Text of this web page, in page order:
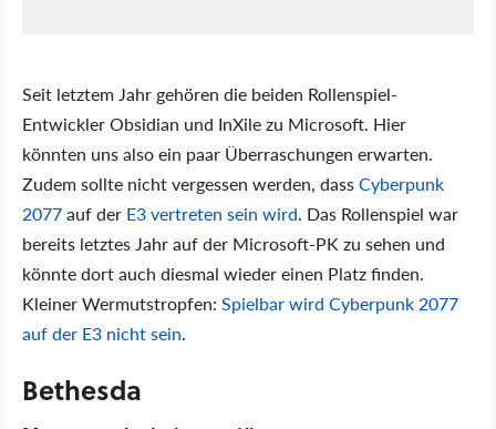
Seit letztem Jahr gehören die beiden Rollenspiel-
Entwickler Obsidian und InXile zu Microsoft. Hier
könnten uns also ein paar Überraschungen erwarten.
Zudem sollte nicht vergessen werden, dassCyberpunk
2077auf der E3 vertreten sein wird. Das Rollenspiel war
bereits letztes Jahr auf der Microsoft-PK zu sehen und
könnte dort auch diesmal wieder einen Platz finden.
Kleiner Wermutstropfen: Spielbar wird Cyberpunk 2077
auf der E3 nicht sein.
Bethesda